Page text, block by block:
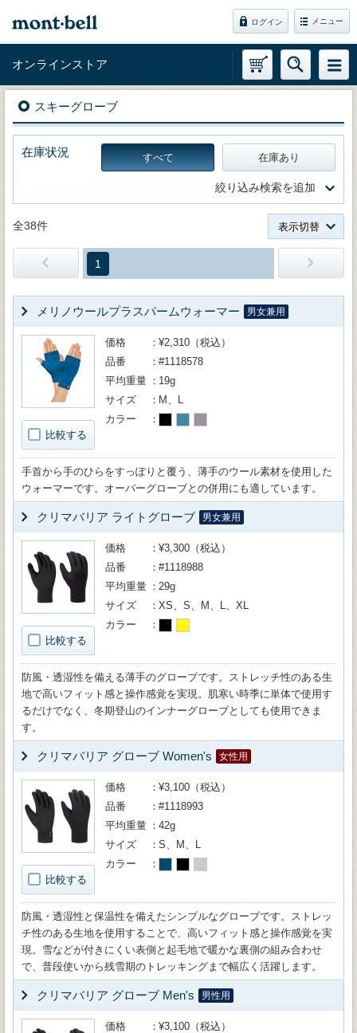
ログイン メニュー
オンラインストア
スキーグローブ
在庫状況 すべて 在庫あり
絞り込み検索を追加
全38件 表示切替
1
メリノウールプラスパームウォーマー 男女兼用
比較する
価格
¥2,310（税込）
品番
#1118578
平均重量
19g
サイズ
M、L
カラー
手首から手のひらをすっぽりと覆う、薄手のウール素材を使用した
ウォーマーです。オーバーグローブとの併用にも適しています。
クリマバリア ライトグローブ 男女兼用
比較する
価格
¥3,300（税込）
品番
#1118988
平均重量
29g
サイズ
XS、S、M、L、XL
カラー
防風・透湿性を備える薄手のグローブです。ストレッチ性のある生
地で高いフィット感と操作感覚を実現。肌寒い時季に単体で使用す
るだけでなく、冬期登山のインナーグローブとしても使用できま
す。
クリマバリア グローブ Women's 女性用
比較する
価格
¥3,100（税込）
品番
#1118993
平均重量
42g
サイズ
S、M、L
カラー
防風・透湿性と保温性を備えたシンプルなグローブです。ストレッ
チ性のある生地を使用することで、高いフィット感と操作感覚を実
現。雪などが付きにくい表側と起毛地で暖かな裏側の組み合わせ
で、普段使いから残雪期のトレッキングまで幅広く活躍します。
クリマバリア グローブ Men's 男性用
価格
¥3,100（税込）